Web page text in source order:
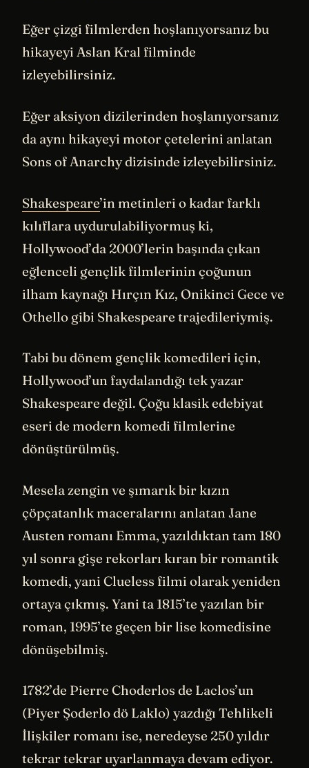
Eğer çizgi filmlerden hoşlanıyorsanız bu
hikayeyi Aslan Kral filminde
izleyebilirsiniz.
Eğer aksiyon dizilerinden hoşlanıyorsanız
da aynı hikayeyi motor çetelerini anlatan
Sons of Anarchy dizisinde izleyebilirsiniz.
Shakespeare’in metinleri o kadar farklı
kılıflara uydurulabiliyormuş ki,
Hollywood’da 2000’lerin başında çıkan
eğlenceli gençlik filmlerinin çoğunun
ilham kaynağı Hırçın Kız, Onikinci Gece ve
Othello gibi Shakespeare trajedileriymiş.
Tabi bu dönem gençlik komedileri için,
Hollywood’un faydalandığı tek yazar
Shakespeare değil. Çoğu klasik edebiyat
eseri de modern komedi filmlerine
dönüştürülmüş.
Mesela zengin ve şımarık bir kızın
çöpçatanlık maceralarını anlatan Jane
Austen romanı Emma, yazıldıktan tam 180
yıl sonra gişe rekorları kıran bir romantik
komedi, yani Clueless filmi olarak yeniden
ortaya çıkmış. Yani ta 1815’te yazılan bir
roman, 1995’te geçen bir lise komedisine
dönüşebilmiş.
1782’de Pierre Choderlos de Laclos’un
(Piyer Şoderlo dö Laklo) yazdığı Tehlikeli
İlişkiler romanı ise, neredeyse 250 yıldır
tekrar tekrar uyarlanmaya devam ediyor.